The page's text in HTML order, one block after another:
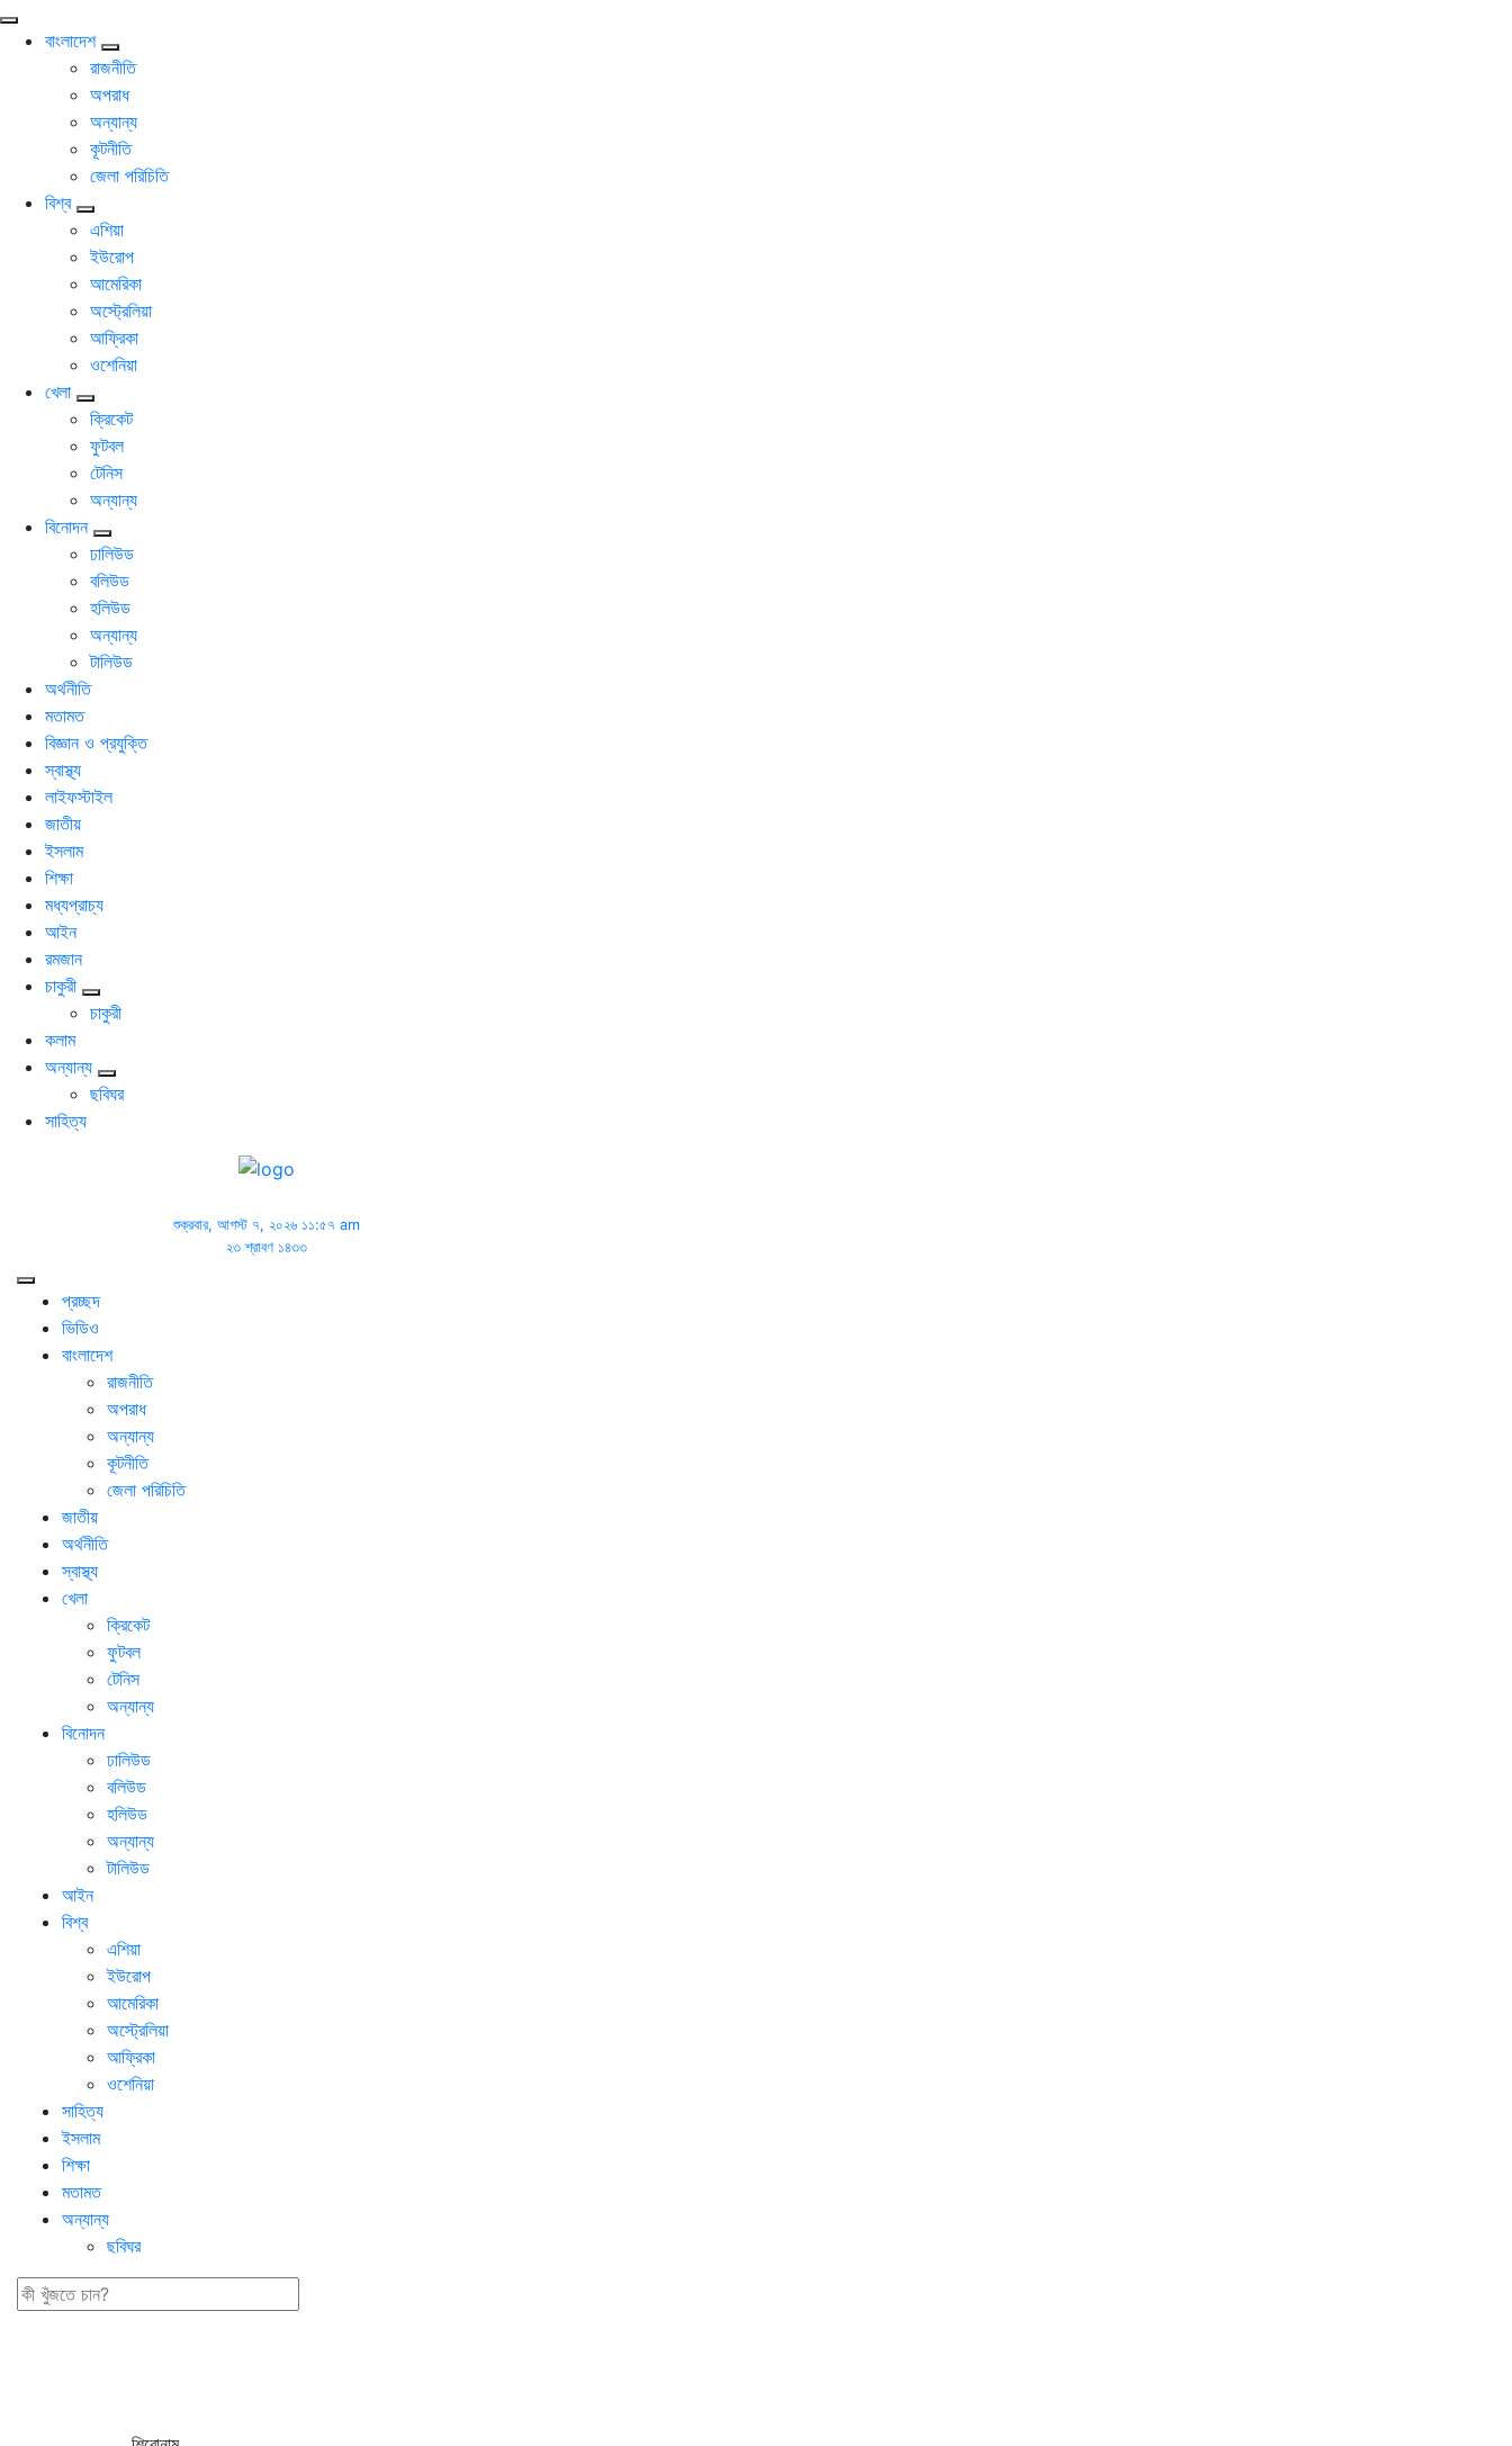
বাংলাদেশ
রাজনীতি
অপরাধ
অন্যান্য
কূটনীতি
জেলা পরিচিতি
বিশ্ব
এশিয়া
ইউরোপ
আমেরিকা
অস্ট্রেলিয়া
আফ্রিকা
ওশেনিয়া
খেলা
ক্রিকেট
ফুটবল
টেনিস
অন্যান্য
বিনোদন
ঢালিউড
বলিউড
হলিউড
অন্যান্য
টালিউড
অর্থনীতি
মতামত
বিজ্ঞান ও প্রযুক্তি
স্বাস্থ্য
লাইফস্টাইল
জাতীয়
ইসলাম
শিক্ষা
মধ্যপ্রাচ্য
আইন
রমজান
চাকুরী
চাকুরী
কলাম
অন্যান্য
ছবিঘর
সাহিত্য
শুক্রবার, আগস্ট ৭, ২০২৬ ১১:৫৭ am
২৩ শ্রাবণ ১৪৩৩
প্রচ্ছদ
ভিডিও
বাংলাদেশ
রাজনীতি
অপরাধ
অন্যান্য
কূটনীতি
জেলা পরিচিতি
জাতীয়
অর্থনীতি
স্বাস্থ্য
খেলা
ক্রিকেট
ফুটবল
টেনিস
অন্যান্য
বিনোদন
ঢালিউড
বলিউড
হলিউড
অন্যান্য
টালিউড
আইন
বিশ্ব
এশিয়া
ইউরোপ
আমেরিকা
অস্ট্রেলিয়া
আফ্রিকা
ওশেনিয়া
সাহিত্য
ইসলাম
শিক্ষা
মতামত
অন্যান্য
ছবিঘর